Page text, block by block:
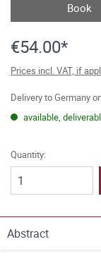
Book
€54.00*
Prices incl. VAT, if
Delivery to Germany
available,
Quantity:
Abstract